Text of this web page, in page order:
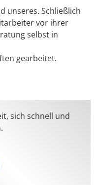
unseres. Schließlich
vor ihrer
selbst in
gearbeitet.
sich schnell und